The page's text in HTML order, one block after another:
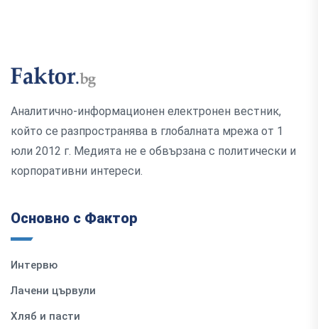
Аналитично-информационен електронен вестник,
който се разпространява в глобалната мрежа от 1
юли 2012 г. Медията не е обвързана с политически и
корпоративни интереси.
Основно с Фактор
Интервю
Лачени цървули
Хляб и пасти